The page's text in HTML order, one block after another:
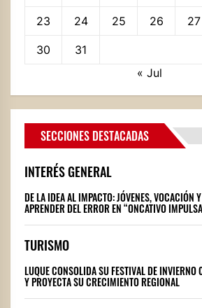
23 24 25 26 27
30
31
« Jul
SECCIONES DESTACADAS
INTERÉS GENERAL
DE LA IDEA AL IMPACTO: JÓVENES, VOCACIÓN
APRENDER DEL ERROR EN “ONCATIVO
TURISMO
LUQUE CONSOLIDA SU FESTIVAL DE INVIERNO
Y PROYECTA SU CRECIMIENTO REGIONAL